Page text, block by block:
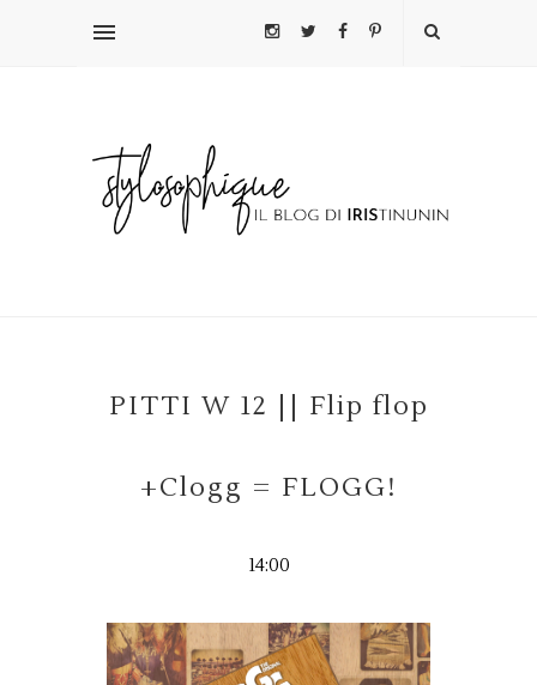
PITTI W 12 || Flip flop
+Clogg = FLOGG!
14:00